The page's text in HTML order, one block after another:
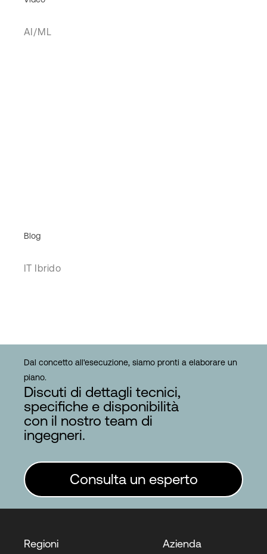
AI/ML
Blog
IT Ibrido
Dal concetto all'esecuzione, siamo pronti a elaborare un
piano.
Discuti di dettagli tecnici,
specifiche e disponibilità
con il nostro team di
ingegneri.
Consulta un esperto
Regioni Azienda